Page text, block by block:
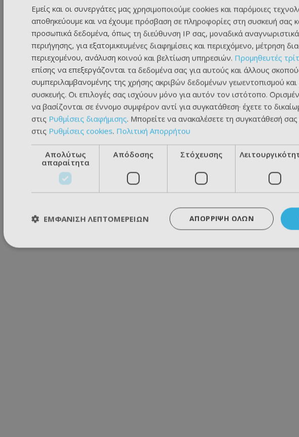
Εμείς και οι συνεργάτες μας χρησιμοποιούμε cookies και παρόμοιες
αποθηκεύουμε και να έχουμε πρόσβαση σε πληροφορίες στη συσκευή σας
προσωπικά δεδομένα, όπως τη διεύθυνση IP σας, μοναδικά
περιήγησης, για εξατομικευμένες διαφημίσεις και περιεχόμενο, μέτρηση
περιεχομένου, ανάλυση κοινού και βελτίωση υπηρεσιών. Προμηθευτές
επίσης να επεξεργάζονται τα δεδομένα σας για αυτούς και άλλους
συμπεριλαμβανομένης της χρήσης ακριβών δεδομένων γεωεντοπισμού και
συσκευής. Οι επιλογές σας ισχύουν μόνο για αυτόν τον ιστότοπο.
να βασίζονται σε έννομο συμφέρον αντί για συγκατάθεση· έχετε το
στις Ρυθμίσεις διαφήμισης. Μπορείτε να ανακαλέσετε τη συγκατάθεσή
στις Ρυθμίσεις cookies. Πολιτική Απορρήτου
Απολύτως
απαραίτητα
Απόδοσης Στόχευσης
ΑΠΌΡΡΙΨΗ ΌΛΩΝ
ΕΜΦΆΝΙΣΗ ΛΕΠΤΟΜΕΡΕΙΏΝ